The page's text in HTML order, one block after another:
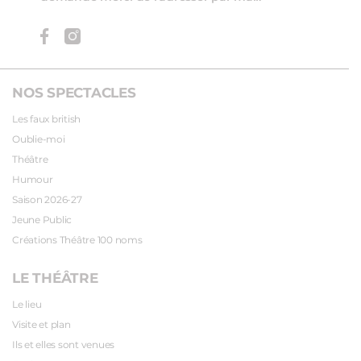
NOS SPECTACLES
Les faux british
Oublie-moi
Théâtre
Humour
Saison 2026-27
Jeune Public
Créations Théâtre 100 noms
LE THÉÂTRE
Le lieu
Visite et plan
Ils et elles sont venues